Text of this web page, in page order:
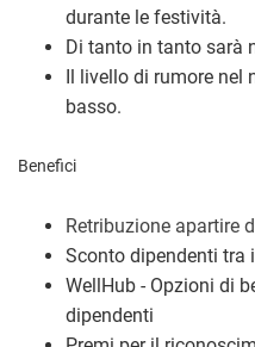
durante le festività.
Di tanto in tanto sarà
Il livello di rumore nel
basso.
Benefici
Retribuzione apartire
Sconto dipendenti tra
WellHub - Opzioni di
dipendenti